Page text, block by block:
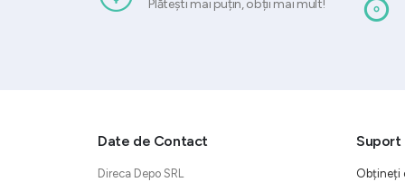
Plătești mai puțin, obții mai mult!
Date de Contact
Direca Depo SRL
Suport
Obțineți